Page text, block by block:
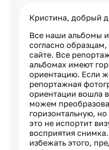
Кристина, добрый
Все наши альбомы
согласно
сайте. Все
альбомах имеют
ориентацию. Если
репортажная
ориентации вошла
можем
горизонтальную,
это не испортит
восприятия
избежать этого,